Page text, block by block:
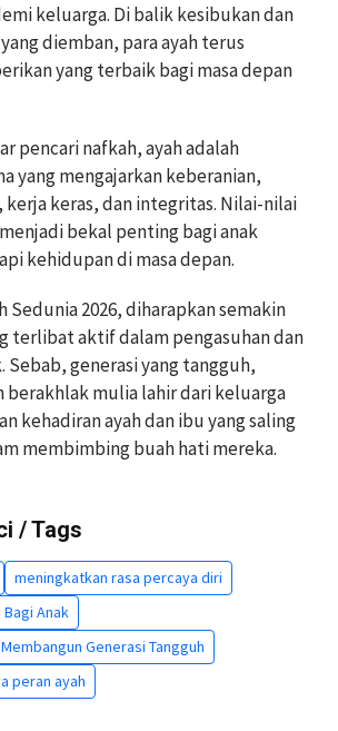
keluarga. Di balik kesibukan dan
diemban, para ayah terus
yang terbaik bagi masa depan
pencari nafkah, ayah adalah
yang mengajarkan keberanian,
kerja keras, dan integritas. Nilai-nilai
bekal penting bagi anak
kehidupan di masa depan.
Sedunia 2026, diharapkan semakin
terlibat aktif dalam pengasuhan dan
Sebab, generasi yang tangguh,
berakhlak mulia lahir dari keluarga
kehadiran ayah dan ibu yang saling
membimbing buah hati mereka.
/ Tags
meningkatkan rasa percaya diri
Anak
Generasi Tangguh
peran ayah